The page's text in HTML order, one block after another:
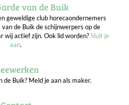
van de Buik
geweldige club horecaondernemers
de Buik de schijnwerpers op de
wij actief zijn. Ook lid worden?Sluit je
aan.
Buik? Meld je aan als maker.